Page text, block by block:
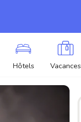
Hôtels Vacances